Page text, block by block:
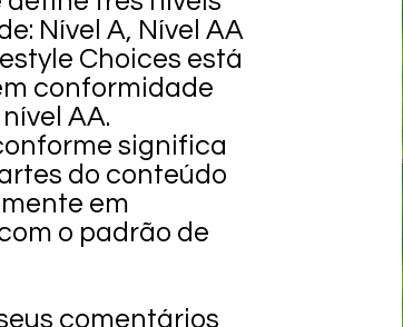
Nível A, Nível AA
Choices está
conformidade
AA.
significa
do conteúdo
em
o padrão de
comentários